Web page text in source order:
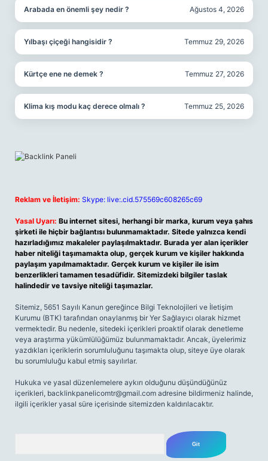
Arabada en önemli şey nedir ? Ağustos 4, 2026
Yılbaşı çiçeği hangisidir ? Temmuz 29, 2026
Kürtçe ene ne demek ? Temmuz 27, 2026
Klima kış modu kaç derece olmalı ? Temmuz 25, 2026
Reklam ve İletişim: Skype: live:.cid.575569c608265c69
Yasal Uyarı: Bu internet sitesi, herhangi bir marka, kurum veya şahıs
şirketi ile hiçbir bağlantısı bulunmamaktadır. Sitede yalnızca kendi
hazırladığımız makaleler paylaşılmaktadır. Burada yer alan içerikler
haber niteliği taşımamakta olup, gerçek kurum ve kişiler hakkında
paylaşım yapılmamaktadır. Gerçek kurum ve kişiler ile isim
benzerlikleri tamamen tesadüfidir. Sitemizdeki bilgiler taslak
halindedir ve tavsiye niteliği taşımazlar.
Sitemiz, 5651 Sayılı Kanun gereğince Bilgi Teknolojileri ve İletişim
Kurumu (BTK) tarafından onaylanmış bir Yer Sağlayıcı olarak hizmet
vermektedir. Bu nedenle, sitedeki içerikleri proaktif olarak denetleme
veya araştırma yükümlülüğümüz bulunmamaktadır. Ancak, üyelerimiz
yazdıkları içeriklerin sorumluluğunu taşımakta olup, siteye üye olarak
bu sorumluluğu kabul etmiş sayılırlar.
Hukuka ve yasal düzenlemelere aykırı olduğunu düşündüğünüz
içerikleri, backlinkpanelicomtr@gmail.com adresine bildirmeniz halinde,
ilgili içerikler yasal süre içerisinde sitemizden kaldırılacaktır.